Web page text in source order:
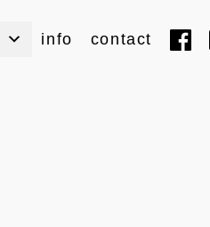
info contact